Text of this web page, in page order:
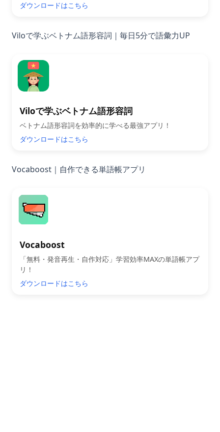
ダウンロードはこちら
Viloで学ぶベトナム語形容詞｜毎日5分で語彙力UP
Viloで学ぶベトナム語形容詞
ベトナム語形容詞を効率的に学べる最強アプリ！
ダウンロードはこちら
Vocaboost｜自作できる単語帳アプリ
Vocaboost
「無料・発音再生・自作対応」学習効率MAXの単語帳アプ
リ！
ダウンロードはこちら